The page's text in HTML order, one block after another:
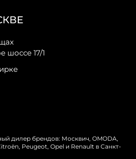
шоссе 17/1
дилер брендов: Москвич, OMODA,
Peugeot, Opel и Renault в Санкт-